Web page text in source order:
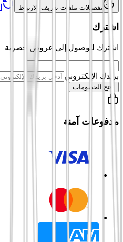
تفضيلات ملفات تعريف الارتباط
اشترك
اشترك للوصول إلى عروض حصرية
بريدك الإلكتروني
افتح الخصومات
مدفوعات آمنة